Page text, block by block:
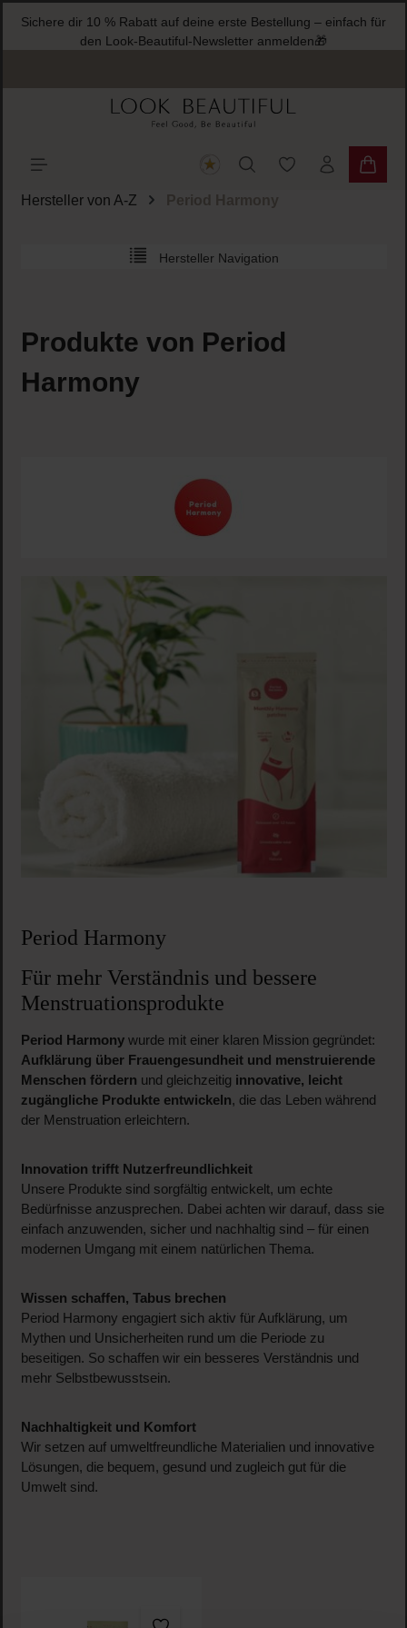
springen
Sichere dir 10 % Rabatt auf deine erste Bestellung – einfach für
den Look-Beautiful-Newsletter anmelden🎁
Du hast 0
Hersteller von A-Z Period Harmony
Hersteller Navigation
Produkte von Period
Harmony
Period Harmony
Für mehr Verständnis und bessere
Menstruationsprodukte
Period Harmonywurde mit einer klaren Mission gegründet:
Aufklärung über Frauengesundheit und menstruierende
Menschen fördern und gleichzeitig innovative, leicht
zugängliche Produkte entwickeln, die das Leben während
der Menstruation erleichtern.
Innovation trifft Nutzerfreundlichkeit
Unsere Produkte sind sorgfältig entwickelt, um echte
Bedürfnisse anzusprechen. Dabei achten wir darauf, dass sie
einfach anzuwenden, sicher und nachhaltig sind – für einen
modernen Umgang mit einem natürlichen Thema.
Wissen schaffen, Tabus brechen
Period Harmony engagiert sich aktiv für Aufklärung, um
Mythen und Unsicherheiten rund um die Periode zu
beseitigen. So schaffen wir ein besseres Verständnis und
mehr Selbstbewusstsein.
Nachhaltigkeit und Komfort
Wir setzen auf umweltfreundliche Materialien und innovative
Lösungen, die bequem, gesund und zugleich gut für die
Umwelt sind.